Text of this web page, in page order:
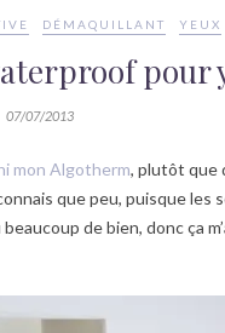
DÉMAQUILLANT YEUX
pour
07/07/2013
mon Algotherm, plutôt que
que peu, puisque les
de bien, donc ça